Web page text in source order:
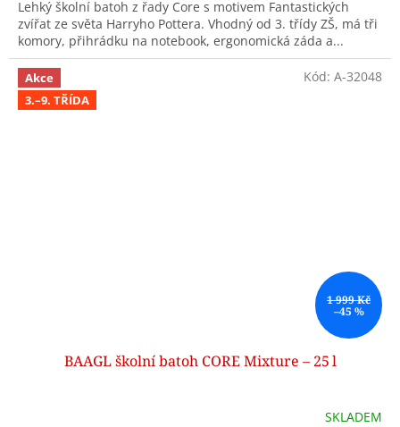
Lehký školní batoh z řady Core s motivem Fantastických
zvířat ze světa Harryho Pottera. Vhodný od 3. třídy ZŠ, má tři
komory, přihrádku na notebook, ergonomická záda a...
Akce
3.–9. TŘÍDA
1 999 Kč
–45 %
BAAGL školní batoh CORE Mixture – 25 l
SKLADEM
Kód: A-32048